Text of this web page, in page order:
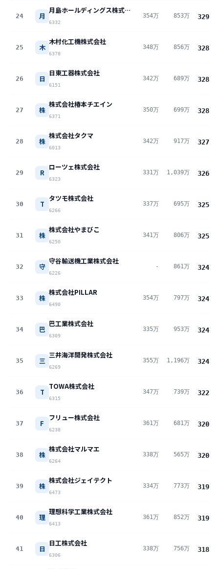
24 月
月島ホールディングス株式会社
6332
354万 853万 329
25 木
木村化工機株式会社
6378
348万 856万 328
26 日
日東工器株式会社
6151
342万 689万 328
27 株
株式会社椿本チエイン
6371
350万 699万 328
28 株
株式会社タクマ
6013
342万 917万 327
29 R
ローツェ株式会社
6323
331万 1,039万 326
30 T
タツモ株式会社
6266
337万 695万 325
31 株
株式会社やまびこ
6250
341万 806万 325
32 守
守谷輸送機工業株式会社
6226
- 861万 324
33 株
株式会社PILLAR
6490
354万 797万 324
34 巴
巴工業株式会社
6309
335万 953万 324
35 三
三井海洋開発株式会社
6269
355万 1,196万 324
36 T
TOWA株式会社
6315
347万 739万 322
37 F
フリュー株式会社
6238
361万 681万 320
38 株
株式会社マルマエ
6264
338万 565万 320
39 株
株式会社ジェイテクト
6473
334万 773万 319
40 理
理想科学工業株式会社
6413
361万 852万 319
41 日
日工株式会社
6306
338万 756万 318